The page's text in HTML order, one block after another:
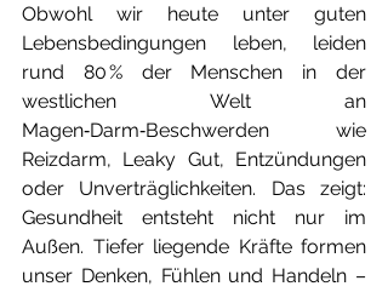
Obwohl wir heute unter guten
Lebensbedingungen leben, leiden
rund 80 % der Menschen in der
westlichen Welt an
Magen‑Darm‑Beschwerden wie
Reizdarm, Leaky Gut, Entzündungen
oder Unverträglichkeiten. Das zeigt:
Gesundheit entsteht nicht nur im
Außen. Tiefer liegende Kräfte formen
unser Denken, Fühlen und Handeln –